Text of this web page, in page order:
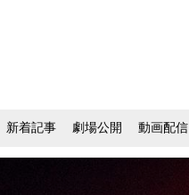
新着記事 劇場公開 動画配信